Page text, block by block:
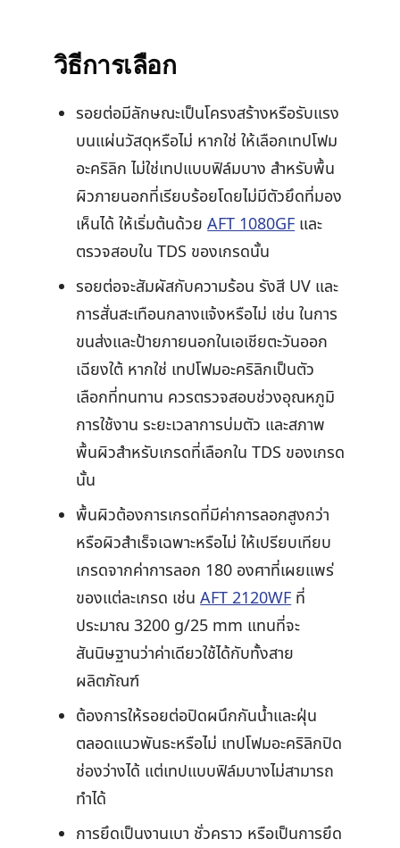
วิธีการเลือก
รอยต่อมีลักษณะเป็นโครงสร้างหรือรับแรง
บนแผ่นวัสดุหรือไม่ หากใช่ ให้เลือกเทปโฟม
อะคริลิก ไม่ใช่เทปแบบฟิล์มบาง สำหรับพื้น
ผิวภายนอกที่เรียบร้อยโดยไม่มีตัวยึดที่มอง
เห็นได้ ให้เริ่มต้นด้วยAFT 1080GFและ
ตรวจสอบใน TDS ของเกรดนั้น
รอยต่อจะสัมผัสกับความร้อน รังสี UV และ
การสั่นสะเทือนกลางแจ้งหรือไม่ เช่น ในการ
ขนส่งและป้ายภายนอกในเอเชียตะวันออก
เฉียงใต้ หากใช่ เทปโฟมอะคริลิกเป็นตัว
เลือกที่ทนทาน ควรตรวจสอบช่วงอุณหภูมิ
การใช้งาน ระยะเวลาการบ่มตัว และสภาพ
พื้นผิวสำหรับเกรดที่เลือกใน TDS ของเกรด
นั้น
พื้นผิวต้องการเกรดที่มีค่าการลอกสูงกว่า
หรือผิวสำเร็จเฉพาะหรือไม่ ให้เปรียบเทียบ
เกรดจากค่าการลอก 180 องศาที่เผยแพร่
ของแต่ละเกรด เช่นAFT 2120WFที่
ประมาณ 3200 g/25 mm แทนที่จะ
สันนิษฐานว่าค่าเดียวใช้ได้กับทั้งสาย
ผลิตภัณฑ์
ต้องการให้รอยต่อปิดผนึกกันน้ำและฝุ่น
ตลอดแนวพันธะหรือไม่ เทปโฟมอะคริลิกปิด
ช่องว่างได้ แต่เทปแบบฟิล์มบางไม่สามารถ
ทำได้
การยึดเป็นงานเบา ชั่วคราว หรือเป็นการยึด